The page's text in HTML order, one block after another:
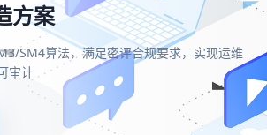
安全解决方案
整改、测评全流程，助力企业快速、低成本通
足等保2.0合规要求
方案
SM4算法，满足密评合规要求，实现运维
审计
全解决方案
危端口和弱口令治理，构建主动防御与持续监
接入解决方案
现身份验证与动态授权，确保每一次访问都经
估